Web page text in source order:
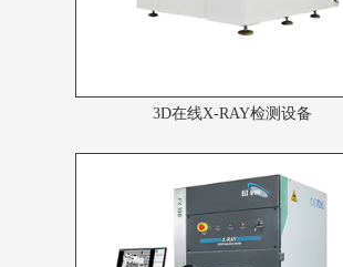
3D在线X-RAY检测设备